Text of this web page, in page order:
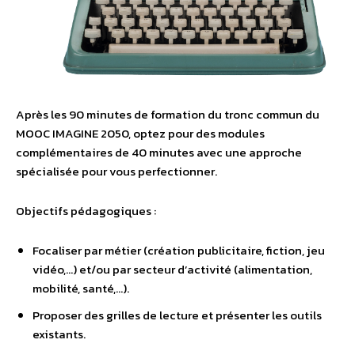
Après les 90 minutes de formation du tronc commun du
MOOC IMAGINE 2050, optez pour des modules
complémentaires de 40 minutes avec une approche
spécialisée pour vous perfectionner.
Objectifs pédagogiques :
Focaliser par métier (création publicitaire, fiction, jeu
vidéo,…) et/ou par secteur d’activité (alimentation,
mobilité, santé,…).
Proposer des grilles de lecture et présenter les outils
existants.